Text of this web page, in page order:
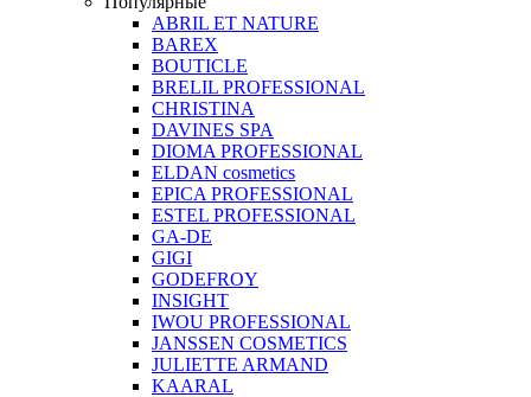
ABRIL ET NATURE
BAREX
BOUTICLE
BRELIL PROFESSIONAL
CHRISTINA
DAVINES SPA
DIOMA PROFESSIONAL
ELDAN cosmetics
EPICA PROFESSIONAL
ESTEL PROFESSIONAL
GA-DE
GIGI
GODEFROY
INSIGHT
IWOU PROFESSIONAL
JANSSEN COSMETICS
JULIETTE ARMAND
KAARAL